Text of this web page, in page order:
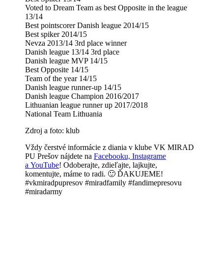
Voted to Dream Team as best Opposite in the league
13/14
Best pointscorer Danish league 2014/15
Best spiker 2014/15
Nevza 2013/14 3rd place winner
Danish league 13/14 3rd place
Danish league MVP 14/15
Best Opposite 14/15
Team of the year 14/15
Danish league runner-up 14/15
Danish league Champion 2016/2017
Lithuanian league runner up 2017/2018
National Team Lithuania
Zdroj a foto: klub
Vždy čerstvé informácie z diania v klube VK MIRAD
PU Prešov nájdete naFacebooku,Instagrame
aYouTube! Odoberajte, zdieľajte, lajkujte,
komentujte, máme to radi. 🙂 ĎAKUJEME!
#vkmiradpupresov #miradfamily #fandimepresovu
#miradarmy